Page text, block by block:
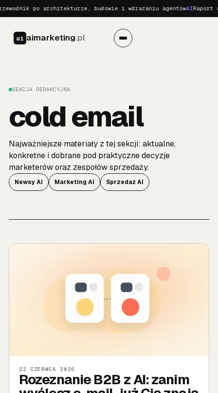
po architekturze, budowie i wdrażaniu agentówAIRaport o
ai aimarketing.pl
SEKCJA REDAKCYJNA
cold email
Najważniejsze materiały z tej sekcji: aktualne,
konkretne i dobrane pod praktyczne decyzje
marketerów oraz zespołów sprzedaży.
Newsy AI Marketing AI Sprzedaż AI
Rozeznanie B2B z AI: zanim
22 CZERWCA 2026